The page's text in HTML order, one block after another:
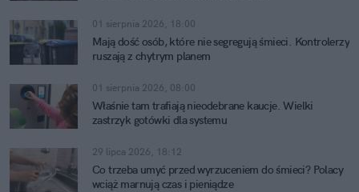
01 sierpnia 2026, 18:00
Mają dość osób, które nie segregują śmieci. Kontrolerzy
ruszają z chytrym planem
01 sierpnia 2026, 08:00
Właśnie tam trafiają nieodebrane kaucje. Wielki
zastrzyk gotówki dla systemu
29 lipca 2026, 18:12
Co trzeba umyć przed wyrzuceniem do śmieci? Polacy
wciąż marnują czas i pieniądze